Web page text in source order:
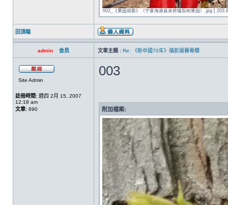
002_《果园颂歌》（宁夏海源县关桥镇梨树果园）.jpg [
回頂端
admin 会员 文章主題 : Re: 《新中國70年》攝影展賽專欄
Site Admin
註冊時間: 週四 2月 15, 2007
12:18 am
文章: 890
003
附加檔案: